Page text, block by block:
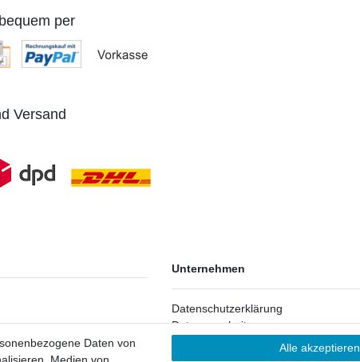
per
Versand
Unternehmen
Datenschutzerklärung
Datenverarbeitung
AGB
Daten von
Alle akzeptieren